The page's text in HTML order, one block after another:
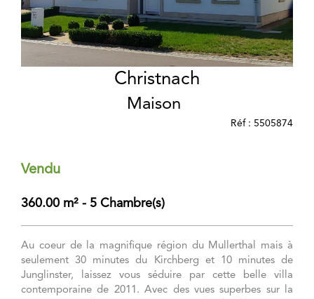
Christnach
Maison
Réf : 5505874
Vendu
360.00 m² - 5 Chambre(s)
Au coeur de la magnifique région du Mullerthal mais à
seulement 30 minutes du Kirchberg et 10 minutes de
Junglinster, laissez vous séduire par cette belle villa
contemporaine de 2011. Avec des vues superbes sur la